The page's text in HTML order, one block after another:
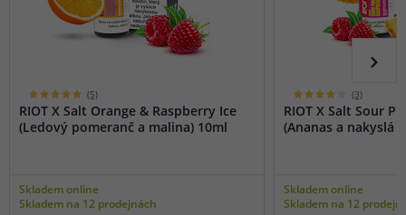
(5)
RIOT X Salt Orange & Raspberry Ice
(Ledový pomeranč a malina) 10ml
Skladem online
Skladem na 12 prodejnách
(3)
RIOT X Salt Sour
(Ananas a nakyslá
Skladem online
Skladem na 12